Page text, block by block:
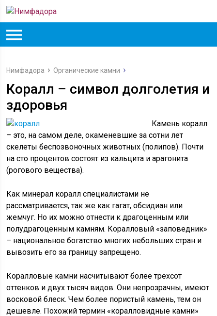
Нимфадора Органические камни
Коралл – символ долголетия и
здоровья
Камень коралл
– это, на самом деле, окаменевшие за сотни лет
скелеты беспозвоночных животных (полипов). Почти
на сто процентов состоят из кальцита и арагонита
(рогового вещества).
Как минерал коралл специалистами не
рассматривается, так же как гагат, обсидиан или
жемчуг. Но их можно отнести к драгоценным или
полудрагоценным камням. Коралловый «заповедник»
– национальное богатство многих небольших стран и
вывозить его за границу запрещено.
Коралловые камни насчитывают более трехсот
оттенков и двух тысяч видов. Они непрозрачны, имеют
восковой блеск. Чем более пористый камень, тем он
дешевле. Похожий термин «коралловидные камни»